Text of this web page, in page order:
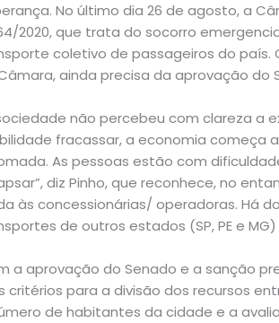
No último dia 26 de agosto, a
2020, que trata do socorro
coletivo de passageiros do
ainda precisa da aprovação do
não percebeu com clareza a
fracassar, a economia começa
As pessoas estão com
diz Pinho, que reconhece, no
às concessionárias/ operadoras. Há
de outros estados (SP, PE e
a aprovação do Senado e a sanção
critérios para a divisão dos recursos
de habitantes da cidade e a